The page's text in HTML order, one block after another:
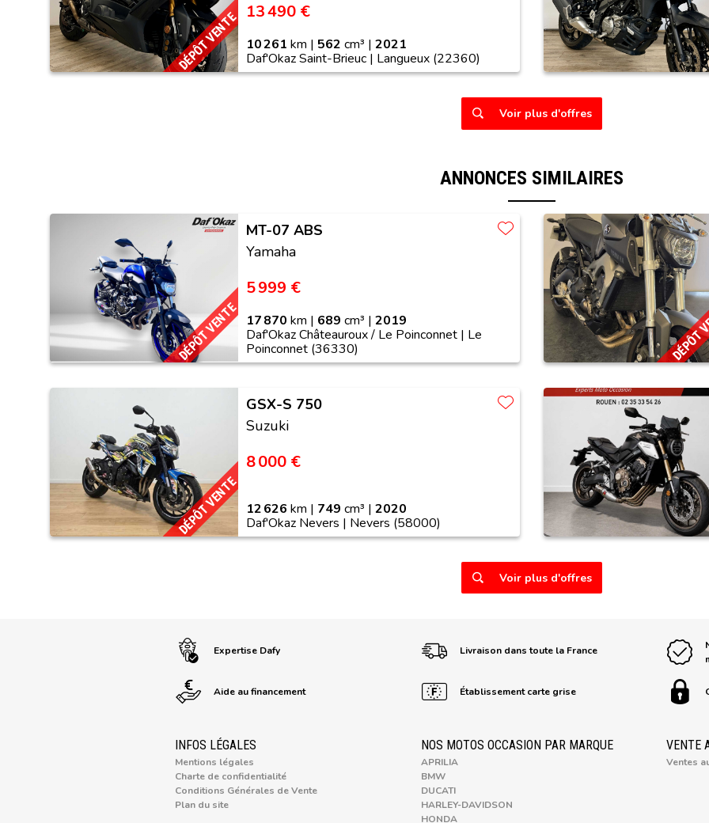
DÉPÔT VENTE 13 490 €
10 261 km | 562 cm³ | 2021
Daf'Okaz Saint-Brieuc | Langueux (22360)
Voir plus d'offres
ANNONCES SIMILAIRES
DÉPÔT VENTE
MT-07 ABS
Yamaha
5 999 €
17 870 km | 689 cm³ | 2019
Daf'Okaz Châteauroux / Le Poinconnet | Le
Poinconnet (36330)
DÉPÔT VENTE
GSX-S 750
Suzuki
8 000 €
12 626 km | 749 cm³ | 2020
Daf'Okaz Nevers | Nevers (58000)
Voir plus d'offres
Expertise Dafy Livraison dans toute la France
Aide au financement Établissement carte grise
INFOS LÉGALES
Mentions légales
Charte de confidentialité
Conditions Générales de Vente
Plan du site
NOS MOTOS OCCASION PAR MARQUE
APRILIA
BMW
DUCATI
HARLEY-DAVIDSON
HONDA
VENTE
Ventes